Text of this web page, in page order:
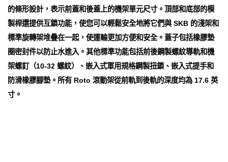
的條形設計，表示前蓋和後蓋上的機架單元尺寸。頂部和底部的模
製桿還提供互鎖功能，使您可以輕鬆安全地將它們與 SKB 的淺架和
標準旋轉架堆疊在一起，使運輸更加方便和安全。蓋子包括橡膠墊
圈密封件以防止水進入。其他標準功能包括前後鋼製螺紋導軌和機
架螺釘（10-32 螺紋）、嵌入式軍用規格鋼製扭鎖、嵌入式提手和
防滑橡膠腳墊。所有 Roto 滾動架從前軌到後軌的深度均為 17.6 英
寸。